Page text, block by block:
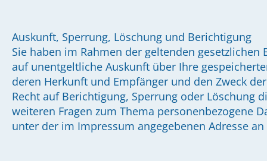
Auskunft, Sperrung, Löschung und Berichtigung
Sie haben im Rahmen der geltenden
auf unentgeltliche Auskunft über Ihre
deren Herkunft und Empfänger und den Zweck
Recht auf Berichtigung, Sperrung oder Löschung
weiteren Fragen zum Thema personenbezogene
unter der im Impressum angegebenen Adresse